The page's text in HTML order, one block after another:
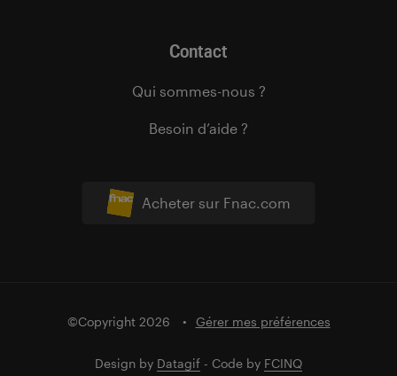
Acheter sur Fnac.com
Contact
Qui sommes-nous ?
Besoin d’aide ?
©Copyright 2026 Gérer mes préférences
Design by Datagif - Code by FCINQ